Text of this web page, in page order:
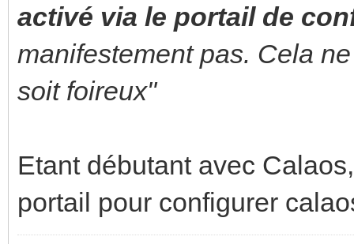
activé via le portail de
manifestement pas. Cela
soit foireux"
Etant débutant avec
portail pour configurer